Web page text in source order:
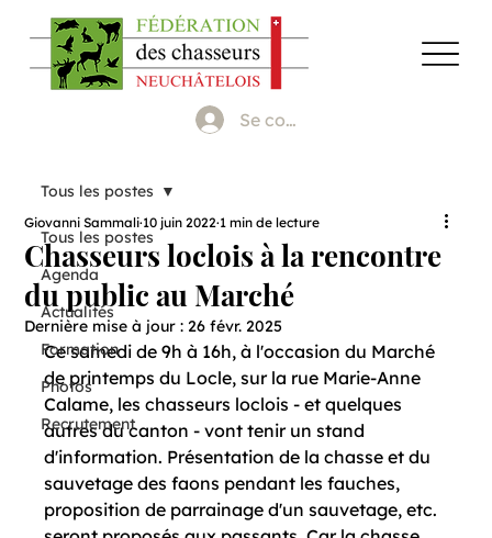
Se connecter
Tous les postes
Agenda
Actualités
Formation
Photos
Recrutement
Tous les postes
Chasseurs loclois à la rencontre
du public au Marché
Giovanni Sammali 10 juin 2022 1 min de lecture
Dernière mise à jour :26 févr. 2025
Ce samedi de 9h à 16h, à l'occasion du Marché
de printemps du Locle, sur la rue Marie-Anne
Calame, les chasseurs loclois - et quelques
autres du canton - vont tenir un stand
d'information. Présentation de la chasse et du
sauvetage des faons pendant les fauches,
proposition de parrainage d'un sauvetage, etc.